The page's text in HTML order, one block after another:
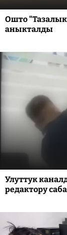
Ошто
аныкталды
Улуттук
редактору